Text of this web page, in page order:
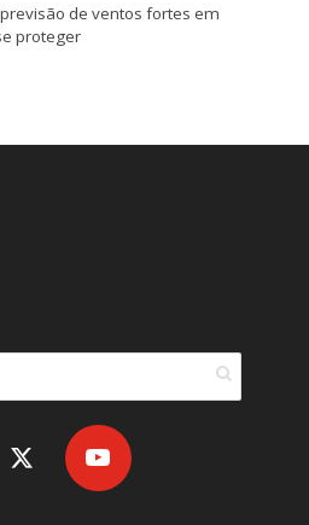
de ventos fortes em
proteger